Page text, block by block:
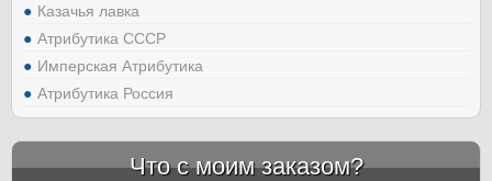
Казачья лавка
Атрибутика СССР
Имперская Атрибутика
Атрибутика Россия
Что с моим заказом?